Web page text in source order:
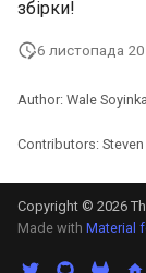
збірки!
6 листопада
Author: Wale Soyinka
Contributors:
Copyright © 2026
Made with Material